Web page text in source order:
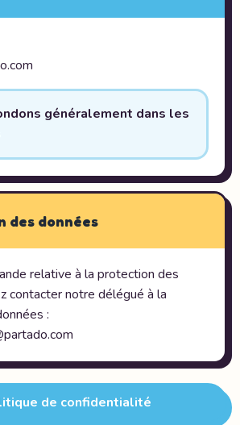
généralement dans les
des données
relative à la protection des
contacter notre délégué à la
:
de confidentialité